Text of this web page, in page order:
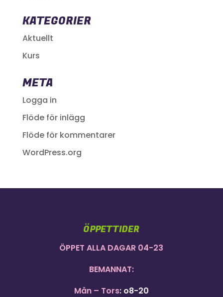
KATEGORIER
Aktuellt
Kurs
META
Logga in
Flöde för inlägg
Flöde för kommentarer
WordPress.org
ÖPPETTIDER
ÖPPET ALLA DAGAR 04-23
BEMANNAT:
Mån – Tors: o8-20